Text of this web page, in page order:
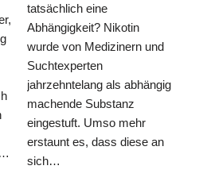
tatsächlich eine
Abhängigkeit? Nikotin
wurde von Medizinern und
Suchtexperten
jahrzehntelang als abhängig
machende Substanz
eingestuft. Umso mehr
erstaunt es, dass diese an
sich…